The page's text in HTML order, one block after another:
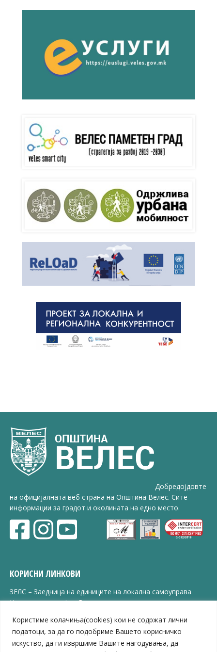
Користиме колачиња(cookies) кои не содржат лични
податоци, за да го подобриме Вашето корисничко
искуство, да ги извршиме Вашите нагодувања, да
Добредојдовте
на официјалната веб страна на Општина Велес. Сите
информации за градот и околината на едно место.
КОРИСНИ ЛИНКОВИ
ЗЕЛС – Заедница на единиците на локална самоуправа
Центар за развој на Вардарски плански регион
ЈПССО „Парк – спорт и паркинзи“
ЛБ „Гоце Делчев“
ЛУ „Народен Музеј“